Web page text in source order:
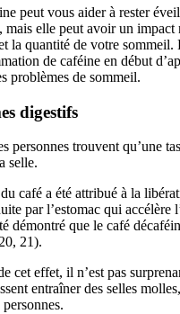
peut vous aider à rester
mais elle peut avoir un impact
la quantité de votre sommeil.
de caféine en début
problèmes de sommeil.
digestifs
personnes trouvent qu’une
selle.
café a été attribué à la
par l’estomac qui accélère
démontré que le café
21).
cet effet, il n’est pas
entraîner des selles